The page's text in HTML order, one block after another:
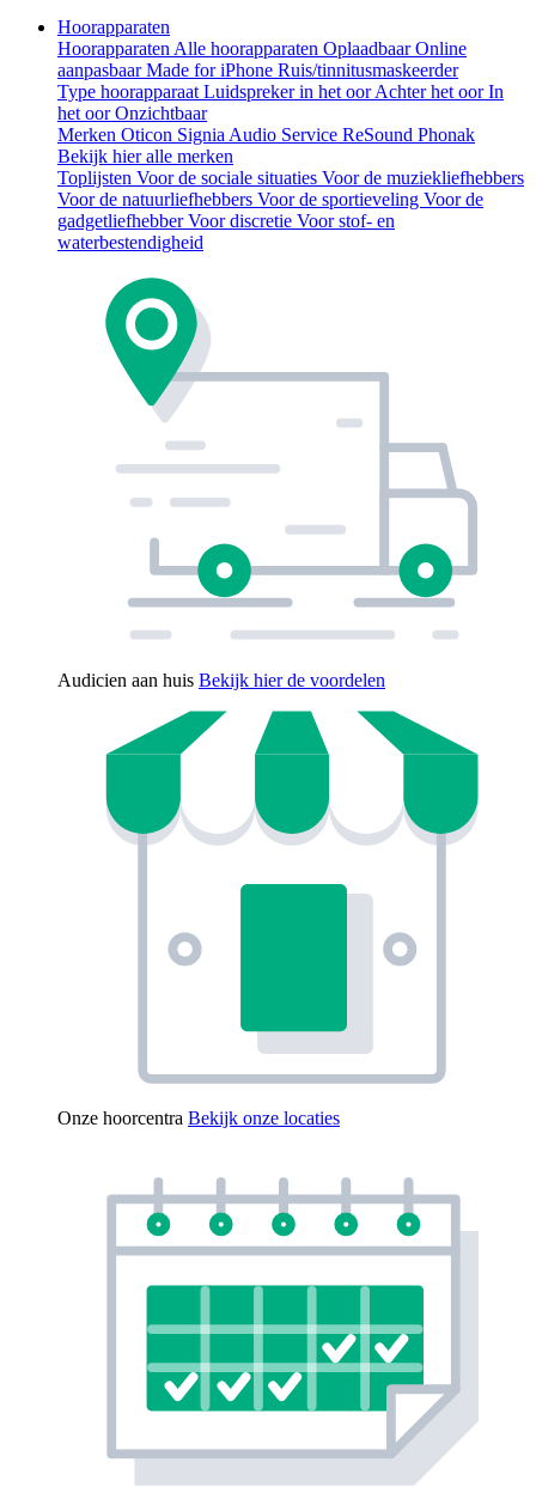
Hoorapparaten
Hoorapparaten Alle hoorapparaten OplaadbaarOnline
aanpasbaarMade for iPhone Ruis/tinnitusmaskeerder
Type hoorapparaat Luidspreker in het oorAchter het oorIn
het oorOnzichtbaar
Merken Oticon Signia Audio Service ReSound Phonak
Bekijk hier alle merken
Toplijsten Voor de sociale situaties Voor de muziekliefhebbers
Voor de natuurliefhebbers Voor de sportieveling Voor de
gadgetliefhebberVoor discretie Voor stof- en
waterbestendigheid
Audicien aan huis Bekijk hier de voordelen
Onze hoorcentra Bekijk onze locaties